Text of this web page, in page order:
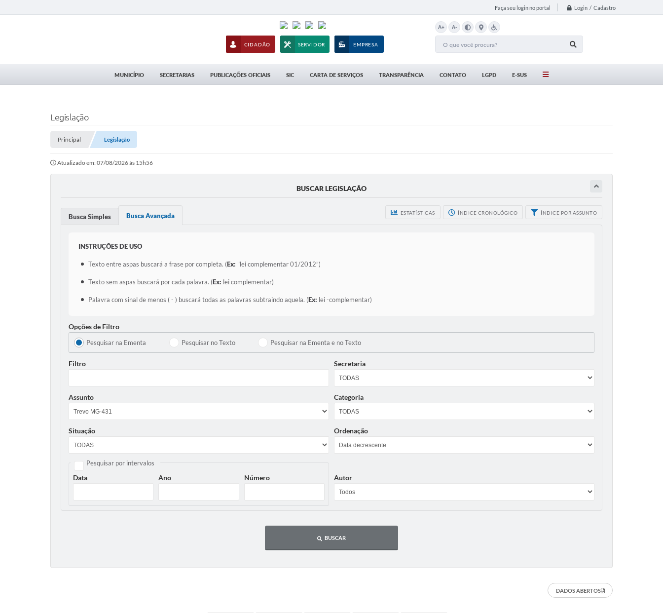
Faça seu login no portal Login / Cadastro
CIDADÃO SERVIDOR EMPRESA
A+ A-
MUNICÍPIO SECRETARIAS PUBLICAÇÕES OFICIAIS SIC CARTA DE SERVIÇOS TRANSPARÊNCIA CONTATO LGPD E-SUS
Legislação
Principal Legislação
Atualizado em: 07/08/2026 às 15h56
BUSCAR LEGISLAÇÃO
ESTATÍSTICAS ÍNDICE CRONOLÓGICO ÍNDICE POR ASSUNTO
Busca Simples Busca Avançada
INSTRUÇÕES DE USO
Texto entre aspas buscará a frase por completa. (Ex: "lei complementar 01/2012”)
Texto sem aspas buscará por cada palavra. (Ex: lei complementar)
Palavra com sinal de menos ( - ) buscará todas as palavras subtraindo aquela. (Ex: lei -complementar)
Opções de Filtro
Pesquisar na Ementa Pesquisar no Texto Pesquisar na Ementa e no Texto
Filtro Secretaria
Assunto Categoria
Situação Ordenação
Pesquisar por intervalos
Data Ano Número Autor
BUSCAR
DADOS ABERTOS